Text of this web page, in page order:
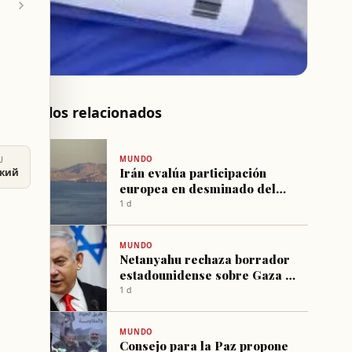
Artículos relacionados
MUNDO
Irán evalúa participación
europea en desminado del
estrecho de Ormuz
1 d
MUNDO
Netanyahu rechaza borrador
estadounidense sobre Gaza y
mantiene postura de desarme
1 d
MUNDO
Consejo para la Paz propone